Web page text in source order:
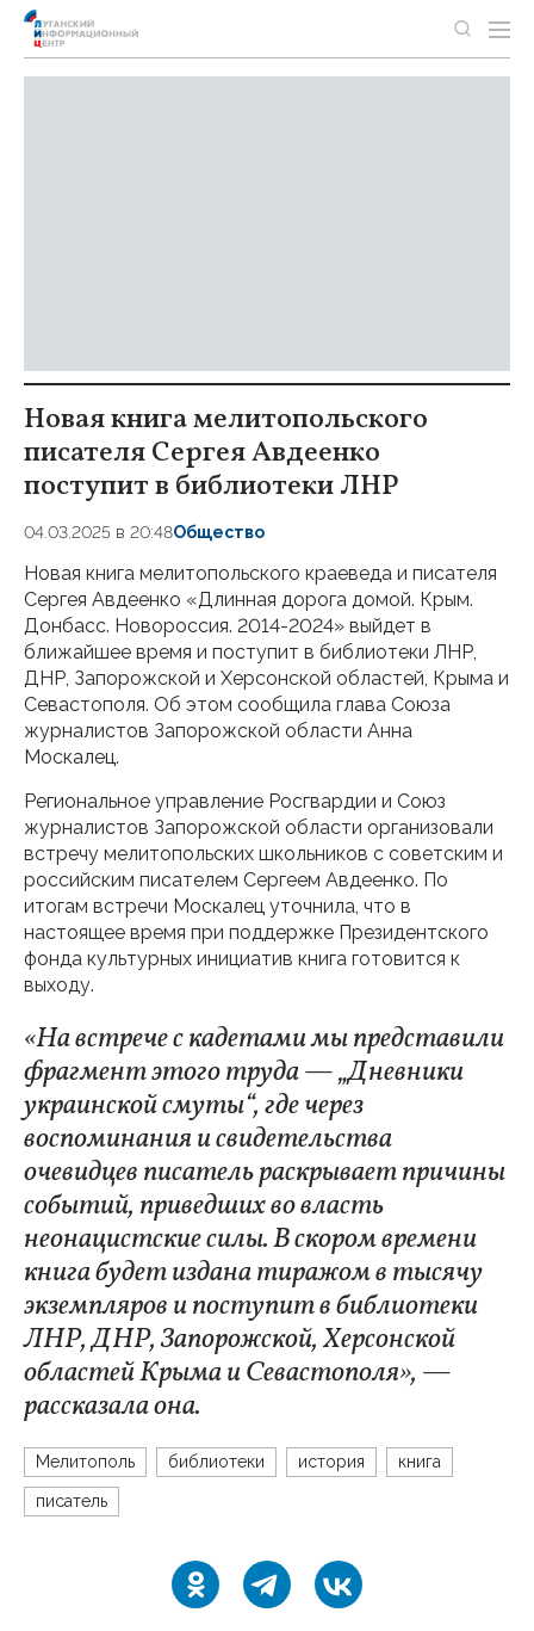
Новая книга мелитопольского
писателя Сергея Авдеенко
поступит в библиотеки ЛНР
04.03.2025 в 20:48Общество
Новая книга мелитопольского краеведа и писателя
Сергея Авдеенко «Длинная дорога домой. Крым.
Донбасс. Новороссия. 2014-2024» выйдет в
ближайшее время и поступит в библиотеки ЛНР,
ДНР, Запорожской и Херсонской областей, Крыма и
Севастополя. Об этом сообщила глава Союза
журналистов Запорожской области Анна
Москалец.
Региональное управление Росгвардии и Союз
журналистов Запорожской области организовали
встречу мелитопольских школьников с советским и
российским писателем Сергеем Авдеенко. По
итогам встречи Москалец уточнила, что в
настоящее время при поддержке Президентского
фонда культурных инициатив книга готовится к
выходу.
«На встрече с кадетами мы представили
фрагмент этого труда — „Дневники
украинской смуты“, где через
воспоминания и свидетельства
очевидцев писатель раскрывает причины
событий, приведших во власть
неонацистские силы. В скором времени
книга будет издана тиражом в тысячу
экземпляров и поступит в библиотеки
ЛНР, ДНР, Запорожской, Херсонской
областей Крыма и Севастополя», —
рассказала она.
Мелитополь библиотеки история книга
писатель